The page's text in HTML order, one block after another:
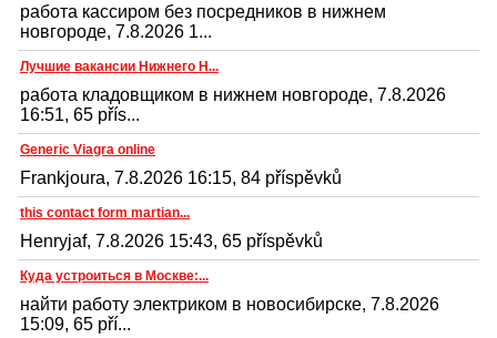
работа кассиром без посредников в нижнем
новгороде, 7.8.2026 1...
Лучшие вакансии Нижнего Н...
работа кладовщиком в нижнем новгороде, 7.8.2026
16:51, 65 přís...
Generic Viagra online
Frankjoura, 7.8.2026 16:15, 84 příspěvků
this contact form martian...
Henryjaf, 7.8.2026 15:43, 65 příspěvků
Куда устроиться в Москве:...
найти работу электриком в новосибирске, 7.8.2026
15:09, 65 pří...